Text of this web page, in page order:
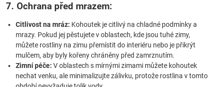
7. Ochrana před mrazem:
Citlivost na mráz: Kohoutek je citlivý na chladné podmínky a
mrazy. Pokud jej pěstujete v oblastech, kde jsou tuhé zimy,
můžete rostliny na zimu přemístit do interiéru nebo je přikrýt
mulčem, aby byly kořeny chráněny před zamrznutím.
Zimní péče: V oblastech s mírnými zimami můžete kohoutek
nechat venku, ale minimalizujte zálivku, protože rostlina v tomto